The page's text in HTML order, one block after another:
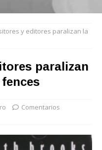
y editores paralizan la
paralizan
Comentarios